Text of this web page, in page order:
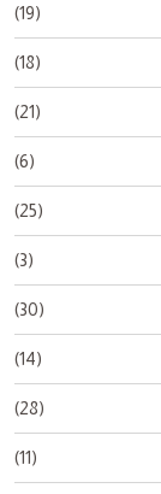
(19)
(18)
(21)
(6)
(25)
(3)
(30)
(14)
(28)
(11)